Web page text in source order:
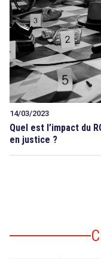
14/03/2023
Quel est l’impact du
en justice ?